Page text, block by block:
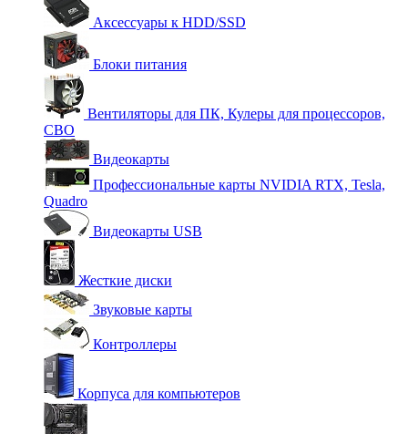
Аксессуары к HDD/SSD
Блоки питания
Вентиляторы для ПК, Кулеры для процессоров,
СВО
Видеокарты
Профессиональные карты NVIDIA RTX, Tesla,
Quadro
Видеокарты USB
Жесткие диски
Звуковые карты
Контроллеры
Корпуса для компьютеров